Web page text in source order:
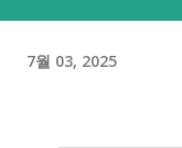
7월 03, 2025